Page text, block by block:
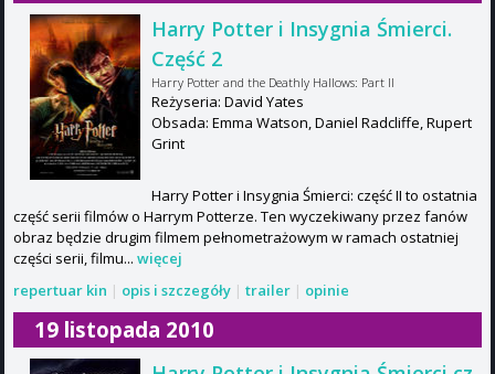
Harry Potter i Insygnia Śmierci.
Część 2
Harry Potter and the Deathly Hallows: Part II
Reżyseria: David Yates
Obsada: Emma Watson, Daniel Radcliffe, Rupert
Grint
Harry Potter i Insygnia Śmierci: część II to ostatnia
część serii filmów o Harrym Potterze. Ten wyczekiwany przez fanów
obraz będzie drugim filmem pełnometrażowym w ramach ostatniej
części serii, filmu... więcej
repertuar kin | opis i szczegóły | trailer | opinie
19 listopada 2010